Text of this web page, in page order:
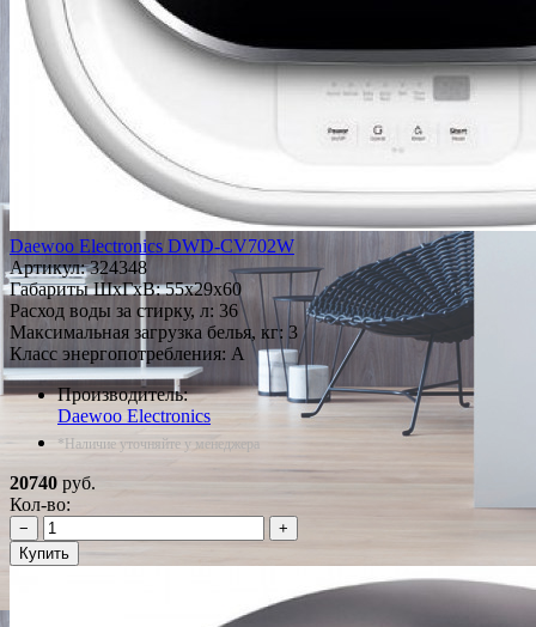
Daewoo Electronics DWD-CV702W
Артикул:324348
Габариты ШxГxВ: 55x29x60
Расход воды за стирку, л: 36
Максимальная загрузка белья, кг: 3
Класс энергопотребления: A
Производитель:
Daewoo Electronics
*Наличие уточняйте у менеджера
20740 руб.
Кол-во:
−
+
Купить